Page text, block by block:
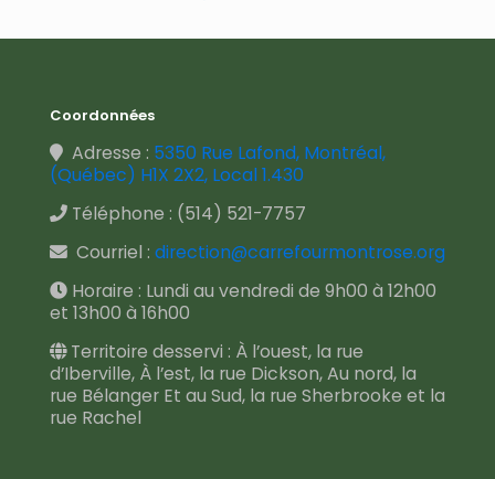
Coordonnées
Adresse : 5350 Rue Lafond, Montréal,
(Québec) H1X 2X2, Local 1.430
Téléphone : (514) 521-7757
Courriel : direction@carrefourmontrose.org
Horaire : Lundi au vendredi de 9h00 à 12h00
et 13h00 à 16h00
Territoire desservi : À l’ouest, la rue
d’Iberville, À l’est, la rue Dickson, Au nord, la
rue Bélanger Et au Sud, la rue Sherbrooke et la
rue Rachel